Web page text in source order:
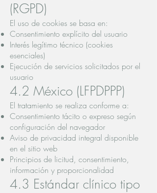
(RGPD)
El uso de cookies se basa en:
Consentimiento explícito del usuario
Interés legítimo técnico (cookies
esenciales)
Ejecución de servicios solicitados por el
usuario
4.2 México (LFPDPPP)
El tratamiento se realiza conforme a:
Consentimiento tácito o expreso según
configuración del navegador
Aviso de privacidad integral disponible
en el sitio web
Principios de licitud, consentimiento,
información y proporcionalidad
4.3 Estándar clínico tipo